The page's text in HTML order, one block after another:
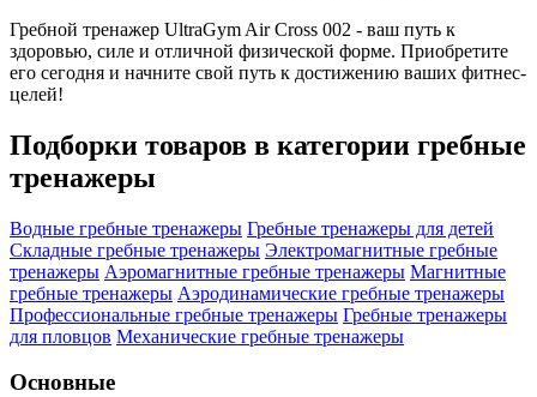
Гребной тренажер UltraGym Air Cross 002 - ваш путь к
здоровью, силе и отличной физической форме. Приобретите
его сегодня и начните свой путь к достижению ваших фитнес-
целей!
Подборки товаров в категории гребные
тренажеры
Водные гребные тренажеры Гребные тренажеры для детей
Складные гребные тренажеры Электромагнитные гребные
тренажеры Аэромагнитные гребные тренажеры Магнитные
гребные тренажеры Аэродинамические гребные тренажеры
Профессиональные гребные тренажеры Гребные тренажеры
для пловцов Механические гребные тренажеры
Основные